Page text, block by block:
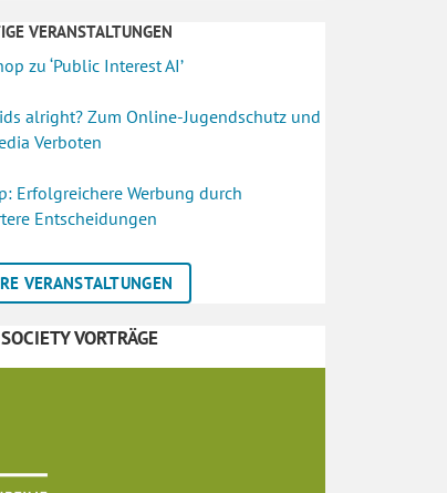
VERANSTALTUNGEN
zu ‘Public Interest AI’
alright? Zum Online-Jugendschutz und
Verboten
Erfolgreichere Werbung durch
Entscheidungen
VERANSTALTUNGEN
VORTRÄGE